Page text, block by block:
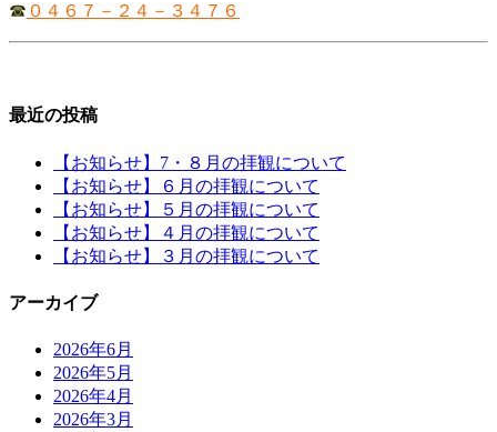
☎ ０４６７－２４－３４７６
最近の投稿
【お知らせ】7・８月の拝観について
【お知らせ】６月の拝観について
【お知らせ】５月の拝観について
【お知らせ】４月の拝観について
【お知らせ】３月の拝観について
アーカイブ
2026年6月
2026年5月
2026年4月
2026年3月